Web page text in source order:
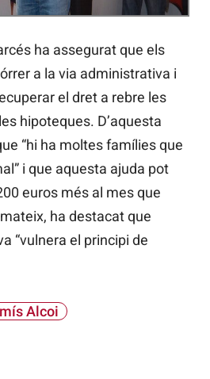
ha assegurat que els
a la via administrativa i
el dret a rebre les
hipoteques. D’aquesta
“hi ha moltes famílies que
i que aquesta ajuda pot
euros més al mes que
ha destacat que
“vulnera el principi de
Alcoi